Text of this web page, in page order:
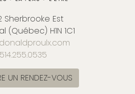
Sherbrooke Est
(Québec) H1N 1C1
514.255.0535
UN RENDEZ-VOUS